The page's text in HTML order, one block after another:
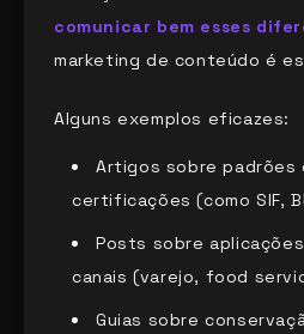
comunicar bem esses
marketing de conteúdo é
Alguns exemplos eficazes:
Artigos sobre padrões
certificações (como SIF,
Posts sobre
canais (varejo, food
Guias sobre